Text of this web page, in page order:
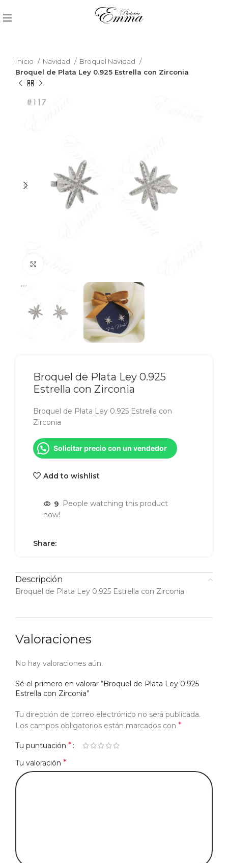
Inicio Navidad
Broquel Navidad
Broquel de Plata Ley 0.925 Estrella con Zirconia
Broquel de Plata Ley 0.925
Estrella con Zirconia
Broquel de Plata Ley 0.925 Estrella con
Zirconia
Solicitar precio con un vendedor
Add to wishlist
9 People watching this product
now!
Share:
Descripción
Broquel de Plata Ley 0.925 Estrella con Zirconia
Valoraciones
No hay valoraciones aún.
Sé el primero en valorar “Broquel de Plata Ley 0.925
Estrella con Zirconia”
Tu dirección de correo electrónico no será publicada.
Los campos obligatorios están marcados con *
Tu puntuación *
Tu valoración *